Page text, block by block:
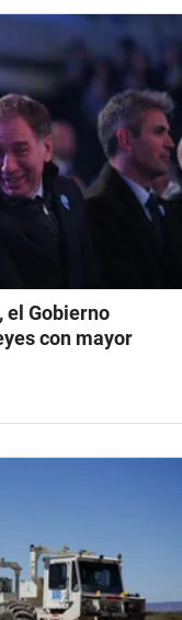
el Gobierno
con mayor